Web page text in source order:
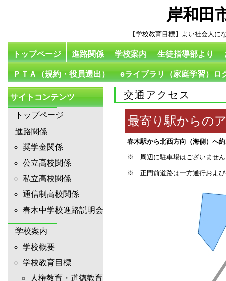
岸和田
【学校教育目標】よい社会人
トップページ 進路関係 学校案内 生徒指導部より
ＰＴＡ（規約・役員選出） eライブラリ（家庭学習）ロ
サイトコンテンツ
トップページ
進路関係
奨学金関係
公立高校関係
私立高校関係
通信制高校関係
春木中学校進路説明会
学校案内
学校概要
学校教育目標
人権教育・道徳教育
交通アクセス
最寄り駅からの
春木駅から北西方向（海側）
※ 周辺に駐車場はございません
※ 正門前道路は一方通行および